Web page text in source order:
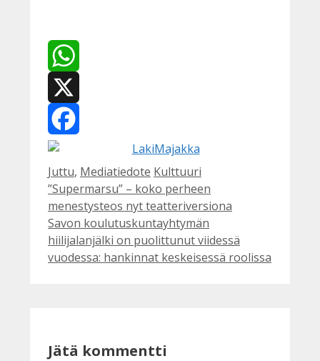
WhatsApp
X
Facebook
Kategoriat
Juttu, Mediatiedote Avainsanat
Kulttuuri
”Supermarsu” – koko perheen
menestysteos nyt teatteriversiona
Savon koulutuskuntayhtymän
hiilijalanjälki on puolittunut viidessä
vuodessa: hankinnat keskeisessä roolissa
Jätä kommentti